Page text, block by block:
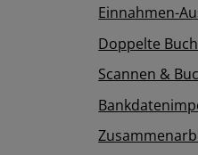
Einnahmen-
Doppelte
Scannen &